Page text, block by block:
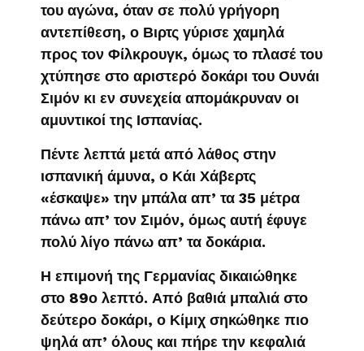
του αγώνα, όταν σε πολύ γρήγορη
αντεπίθεση, ο Βιρτς γύρισε χαμηλά
προς τον Φίλκρουγκ, όμως το πλασέ του
χτύπησε στο αριστερό δοκάρι του Ουνάι
Σιμόν κι εν συνεχεία απομάκρυναν οι
αμυντικοί της Ισπανίας.
Πέντε λεπτά μετά από λάθος στην
ισπανική άμυνα, ο Κάι Χάβερτς
«έσκαψε» την μπάλα απ’ τα 35 μέτρα
πάνω απ’ τον Σιμόν, όμως αυτή έφυγε
πολύ λίγο πάνω απ’ τα δοκάρια.
Η επιμονή της Γερμανίας δικαιώθηκε
στο 89ο λεπτό. Από βαθιά μπαλιά στο
δεύτερο δοκάρι, ο Κίμιχ σηκώθηκε πιο
ψηλά απ’ όλους και πήρε την κεφαλιά